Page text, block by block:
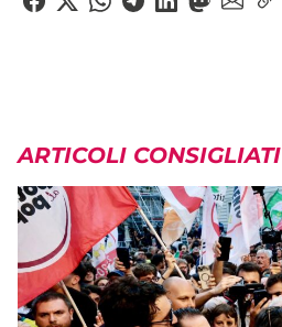
ARTICOLI CONSIGLIATI